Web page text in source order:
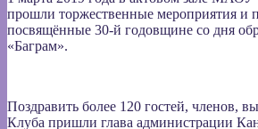
прошли торжественные мероприятия и
посвящённые 30-й годовщине со дня
«Баграм».
Поздравить более 120 гостей, членов,
Клуба пришли глава администрации